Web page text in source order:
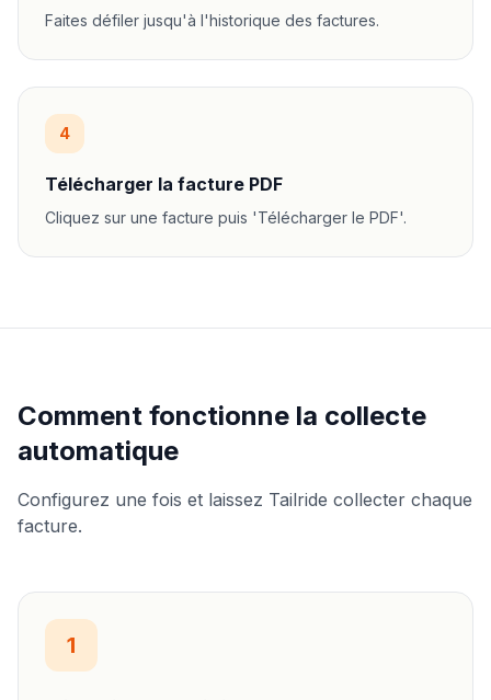
Faites défiler jusqu'à l'historique des factures.
4
Télécharger la facture PDF
Cliquez sur une facture puis 'Télécharger le PDF'.
Comment fonctionne la collecte
automatique
Configurez une fois et laissez Tailride collecter chaque
facture.
1